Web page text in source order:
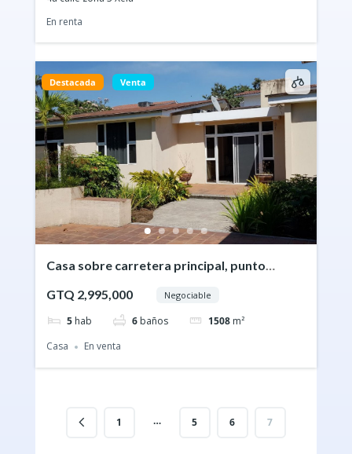
En renta
Destacada Venta
Casa sobre carretera principal, punto
Palmas, Retalhuleu
GTQ 2,995,000 Negociable
5 hab 6 baños 1508 m²
Casa
En venta
1 … 5 6 7